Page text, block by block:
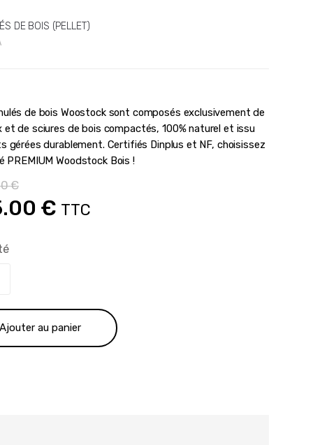
DE BOIS (PELLET)
de bois Woostock sont composés exclusivement de
et de sciures de bois compactés, 100% naturel et issu
gérées durablement. Certifiés Dinplus et NF, choisissez
PREMIUM Woodstock Bois !
€
:
€.
€Le
est :
805.00 €.
TTC
Ajouter au panier